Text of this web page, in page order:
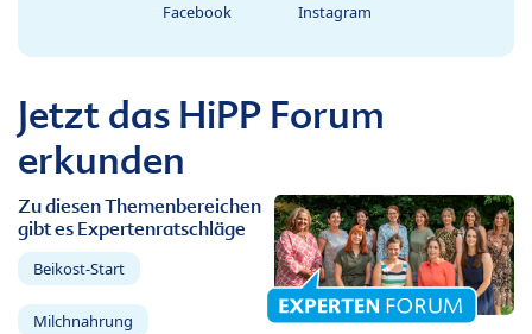
Facebook Instagram
Jetzt das HiPP Forum
erkunden
Zu diesen Themenbereichen
gibt es Expertenratschläge
Beikost-Start
Milchnahrung